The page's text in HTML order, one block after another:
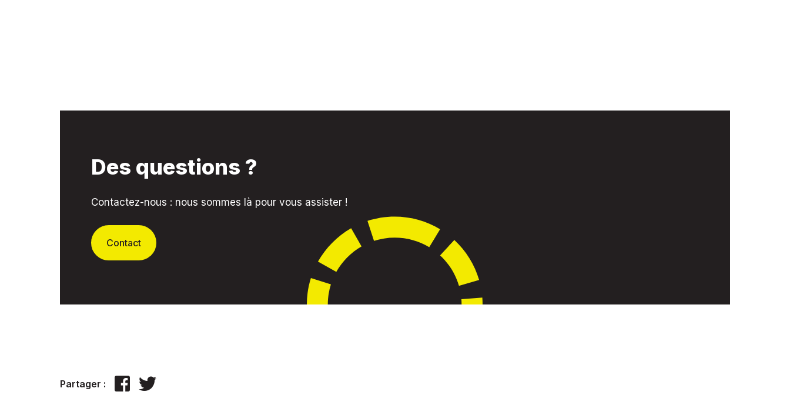
Des questions ?
Contactez-nous : nous sommes là pour vous assister !
Contact
Partager :